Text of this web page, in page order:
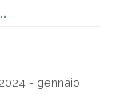
- gennaio